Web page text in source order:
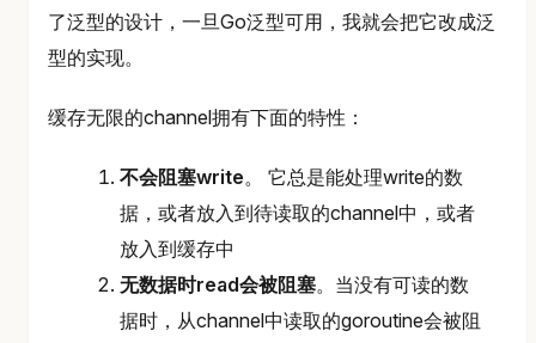
了泛型的设计，一旦Go泛型可用，我就会把它改成泛
型的实现。
缓存无限的channel拥有下面的特性：
不会阻塞write。 它总是能处理write的数
据，或者放入到待读取的channel中，或者
放入到缓存中
无数据时read会被阻塞。当没有可读的数
据时，从channel中读取的goroutine会被阻